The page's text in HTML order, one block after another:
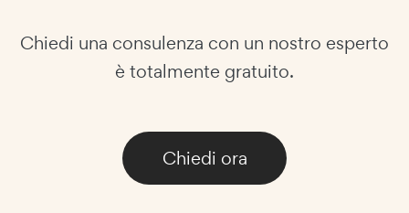
Chiedi una consulenza con un nostro esperto
è totalmente gratuito.
Chiedi ora